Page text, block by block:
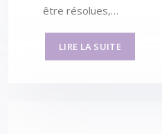
être résolues,…
LIRE LA SUITE